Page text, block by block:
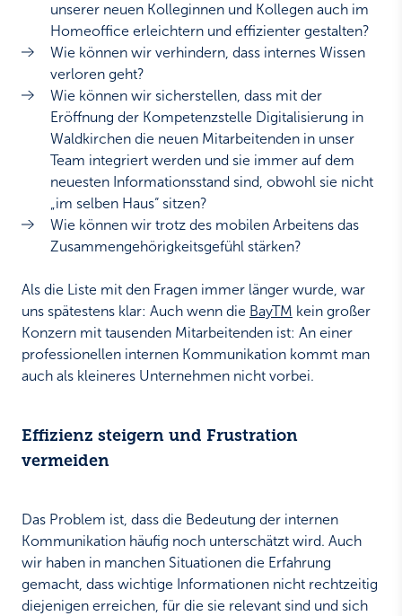
unserer neuen Kolleginnen und Kollegen auch im
Homeoffice erleichtern und effizienter gestalten?
Wie können wir verhindern, dass internes Wissen
verloren geht?
Wie können wir sicherstellen, dass mit der
Eröffnung der Kompetenzstelle Digitalisierung in
Waldkirchen die neuen Mitarbeitenden in unser
Team integriert werden und sie immer auf dem
neuesten Informationsstand sind, obwohl sie nicht
„im selben Haus“ sitzen?
Wie können wir trotz des mobilen Arbeitens das
Zusammengehörigkeitsgefühl stärken?
Als die Liste mit den Fragen immer länger wurde, war
uns spätestens klar: Auch wenn die BayTM kein großer
Konzern mit tausenden Mitarbeitenden ist: An einer
professionellen internen Kommunikation kommt man
auch als kleineres Unternehmen nicht vorbei.
Effizienz steigern und Frustration
vermeiden
Das Problem ist, dass die Bedeutung der internen
Kommunikation häufig noch unterschätzt wird. Auch
wir haben in manchen Situationen die Erfahrung
gemacht, dass wichtige Informationen nicht rechtzeitig
diejenigen erreichen, für die sie relevant sind und sich